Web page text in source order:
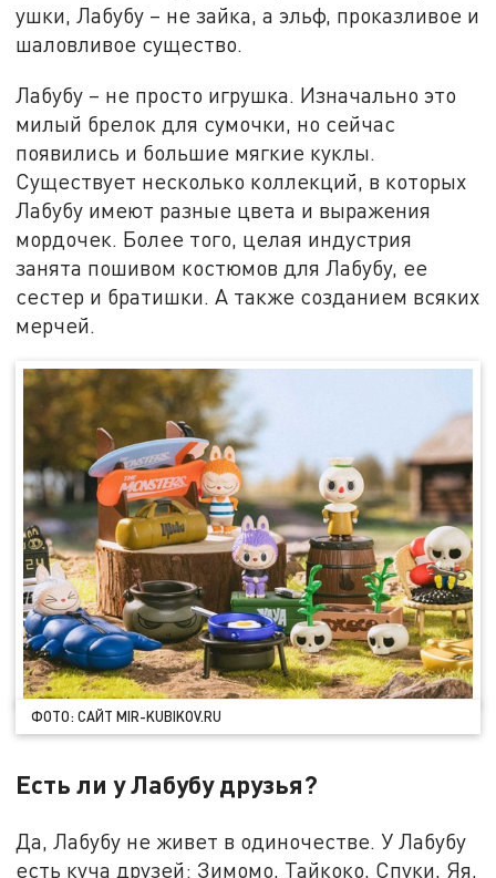
ушки, Лабубу – не зайка, а эльф, проказливое и
шаловливое существо.
Лабубу – не просто игрушка. Изначально это
милый брелок для сумочки, но сейчас
появились и большие мягкие куклы.
Существует несколько коллекций, в которых
Лабубу имеют разные цвета и выражения
мордочек. Более того, целая индустрия
занята пошивом костюмов для Лабубу, ее
сестер и братишки. А также созданием всяких
мерчей.
ФОТО: САЙТ MIR-KUBIKOV.RU
Есть ли у Лабубу друзья?
Да, Лабубу не живет в одиночестве. У Лабубу
есть куча друзей: Зимомо, Тайкоко, Спуки, Яя,